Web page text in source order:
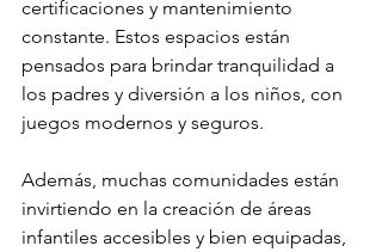
certificaciones y mantenimiento
constante. Estos espacios están
pensados para brindar tranquilidad a
los padres y diversión a los niños, con
juegos modernos y seguros.
Además, muchas comunidades están
invirtiendo en la creación de áreas
infantiles accesibles y bien equipadas,